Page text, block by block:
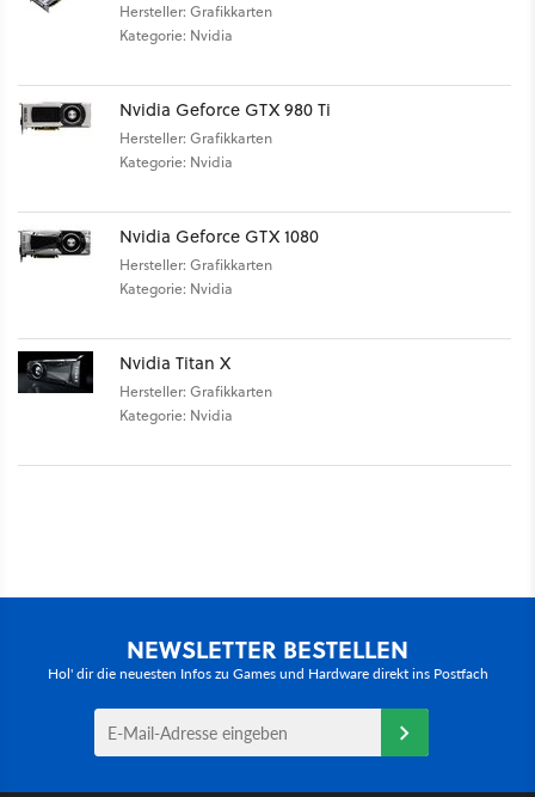
Hersteller: Grafikkarten
Kategorie: Nvidia
Nvidia Geforce GTX 980 Ti
Hersteller: Grafikkarten
Kategorie: Nvidia
Nvidia Geforce GTX 1080
Hersteller: Grafikkarten
Kategorie: Nvidia
Nvidia Titan X
Hersteller: Grafikkarten
Kategorie: Nvidia
NEWSLETTER BESTELLEN
Hol' dir die neuesten Infos zu Games und Hardware direkt ins Postfach